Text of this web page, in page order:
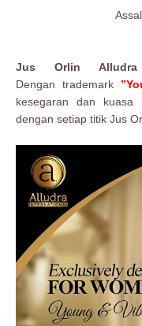
Jus Orlin
Dengan trademark
kesegaran dan kuasa
dengan setiap titik Jus